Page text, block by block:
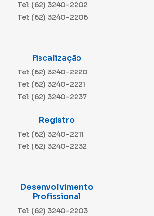
Tel: (62) 3240-2202
Tel: (62) 3240-2206
Fiscalização
Tel: (62) 3240-2220
Tel: (62) 3240-2221
Tel: (62) 3240-2237
Registro
Tel: (62) 3240-2211
Tel: (62) 3240-2232
Desenvolvimento
Profissional
Tel: (62) 3240-2203